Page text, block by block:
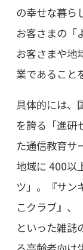
の幸せな暮ら
お客さまの「
お客さまや地
業であること
具体的には、
を誇る「進研
た通信教育サ
地域に 400以
ツ」。『サン
こクラブ』、
といった雑誌